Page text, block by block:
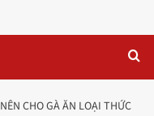
NÊN CHO GÀ ĂN LOẠI THỨC